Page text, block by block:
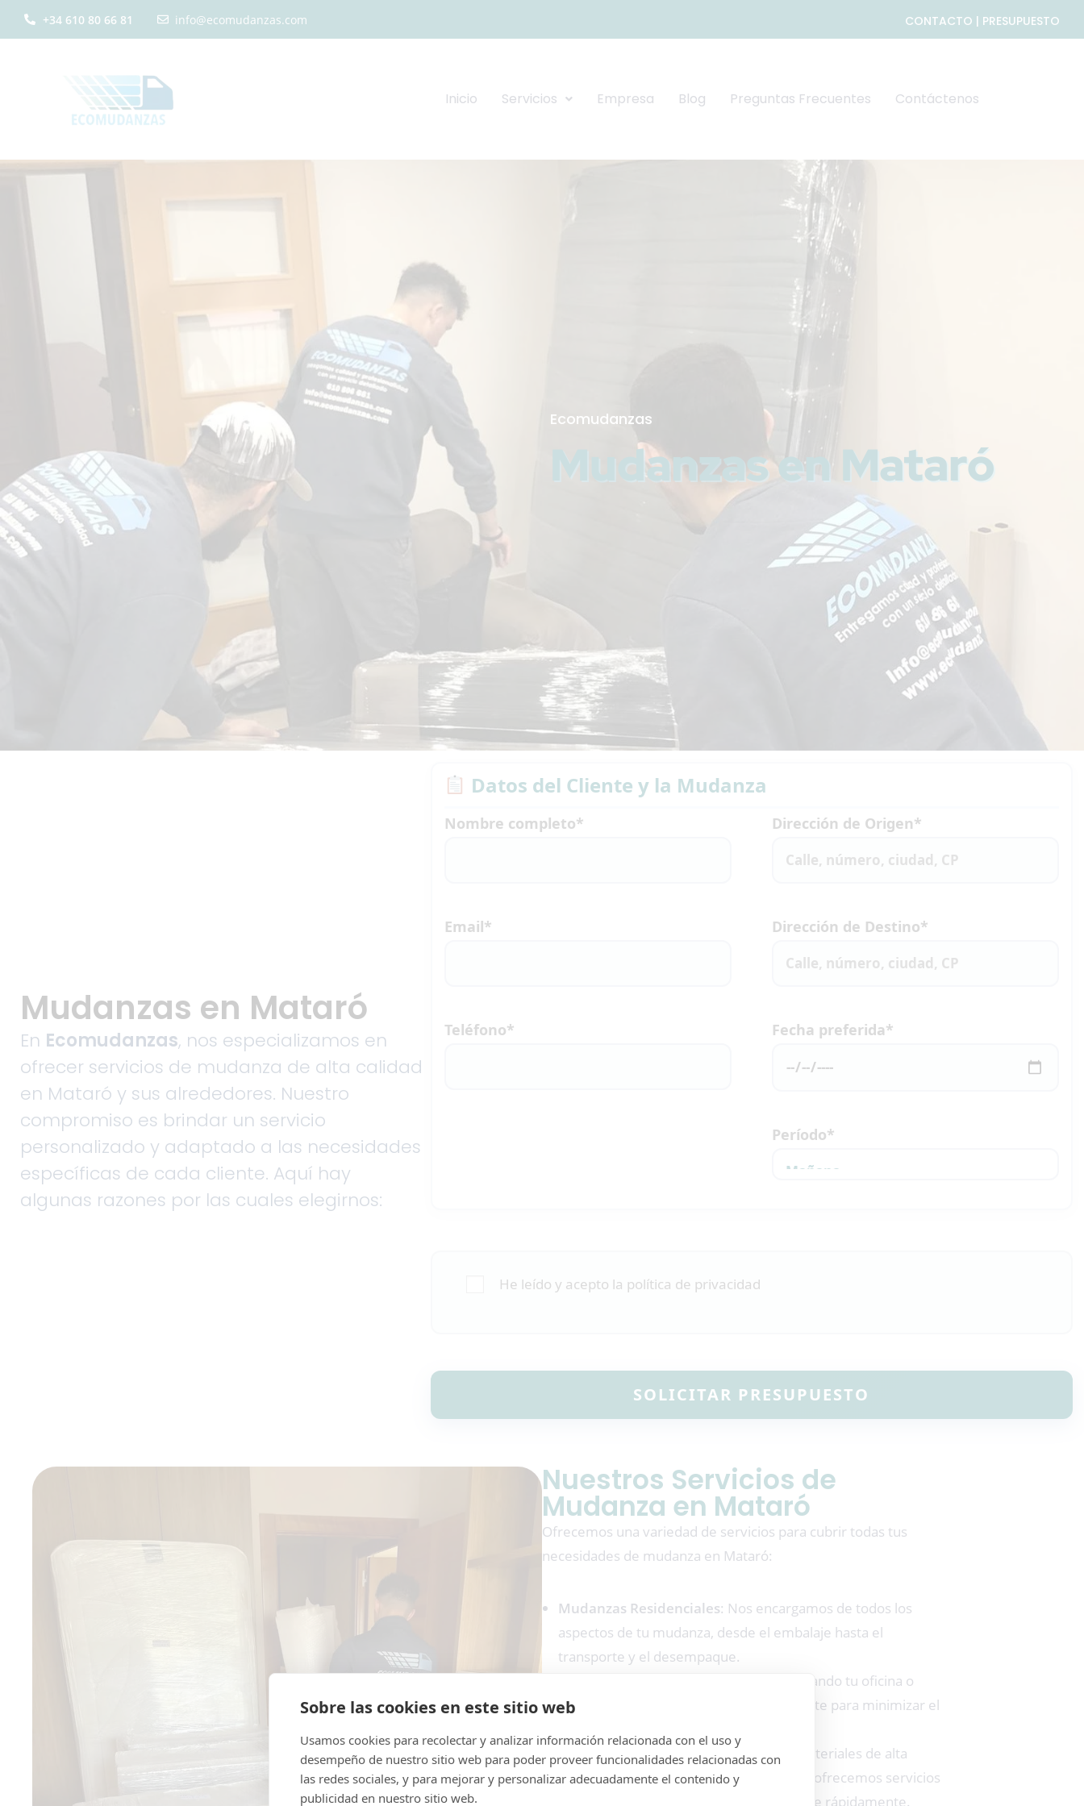
Sobre las cookies en este sitio web
Usamos cookies para recolectar y analizar información relacionada con el uso y
desempeño de nuestro sitio web para poder proveer funcionalidades relacionadas con
las redes sociales, y para mejorar y personalizar adecuadamente el contenido y
publicidad en nuestro sitio web.
+34 610 80 66 81 info@ecomudanzas.com CONTACTO | PRESUPUESTO
Inicio Servicios Empresa Blog Preguntas Frecuentes Contáctenos
Ecomudanzas
Mudanzas en Mataró
Mudanzas en Mataró
En Ecomudanzas, nos especializamos en
ofrecer servicios de mudanza de alta calidad
en Mataró y sus alrededores. Nuestro
compromiso es brindar un servicio
personalizado y adaptado a las necesidades
específicas de cada cliente. Aquí hay
algunas razones por las cuales elegirnos:
Datos del Cliente y la Mudanza
Nombre completo*
Email*
Teléfono*
Dirección de Origen*
Dirección de Destino*
Fecha preferida*
Período*
He leído y acepto la política de privacidad
Nuestros Servicios de
Mudanza en Mataró
Ofrecemos una variedad de servicios para cubrir todas tus
necesidades de mudanza en Mataró:
Mudanzas Residenciales: Nos encargamos de todos los
aspectos de tu mudanza, desde el embalaje hasta el
transporte y el desempaque.
: Si estás trasladando tu oficina o
negocio, garantizamos un servicio eficiente para minimizar el
Embalaje y Desembalaje: Utilizamos materiales de alta
calidad para proteger tus pertenencias y ofrecemos servicios
de desembalaje para ayudarte a instalarte rápidamente.